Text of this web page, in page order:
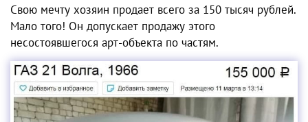
Свою мечту хозяин продает всего за 150 тысяч рублей.
Мало того! Он допускает продажу этого
несостоявшегося арт-объекта по частям.